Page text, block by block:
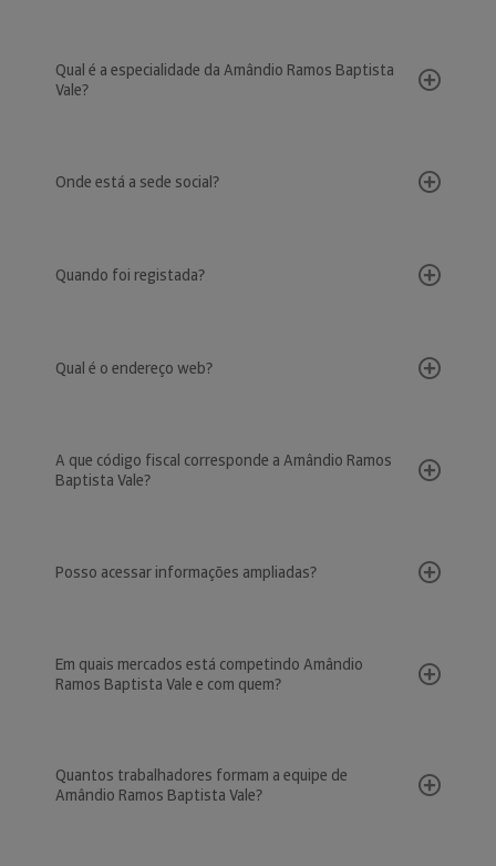
Qual é a especialidade da Amândio Ramos Baptista
Vale?
Onde está a sede social?
Quando foi registada?
Qual é o endereço web?
A que código fiscal corresponde a Amândio Ramos
Baptista Vale?
Posso acessar informações ampliadas?
Em quais mercados está competindo Amândio
Ramos Baptista Vale e com quem?
Quantos trabalhadores formam a equipe de
Amândio Ramos Baptista Vale?